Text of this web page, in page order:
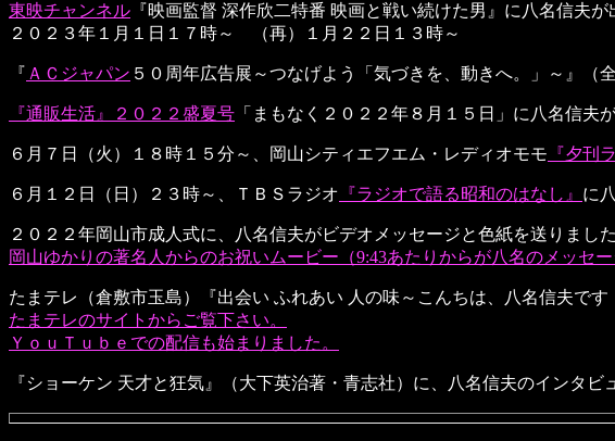
東映チャンネル 『映画監督 深作欣二特番 映画と戦い続けた男』に八名信夫が
２０２３年１月１日１７時～ （再）１月２２日１３時～
『 ＡＣジャパン ５０周年広告展～つなげよう「気づきを、動きへ。」～』（
『通販生活』２０２２盛夏号 「まもなく２０２２年８月１５日」に八名信夫
６月７日（火）１８時１５分～、岡山シティエフエム・レディオモモ 『夕刊
６月１２日（日）２３時～、ＴＢＳラジオ 『ラジオで語る昭和のはなし』 に
２０２２年岡山市成人式に、八名信夫がビデオメッセージと色紙を送りました
岡山ゆかりの著名人からのお祝いムービー（9:43あたりからが八名のメッセー
たまテレ（倉敷市玉島）『出会い ふれあい 人の味～こんちは、八名信夫です
たまテレのサイトからご覧下さい。
ＹｏｕＴｕｂｅでの配信も始まりました。
『ショーケン 天才と狂気』（大下英治著・青志社）に、八名信夫のインタビ